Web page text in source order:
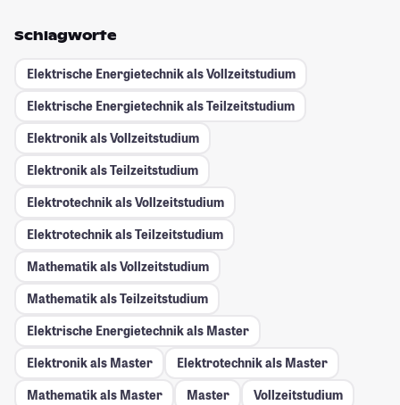
Schlagworte
Elektrische Energietechnik als Vollzeitstudium
Elektrische Energietechnik als Teilzeitstudium
Elektronik als Vollzeitstudium
Elektronik als Teilzeitstudium
Elektrotechnik als Vollzeitstudium
Elektrotechnik als Teilzeitstudium
Mathematik als Vollzeitstudium
Mathematik als Teilzeitstudium
Elektrische Energietechnik als Master
Elektronik als Master
Elektrotechnik als Master
Mathematik als Master
Master
Vollzeitstudium